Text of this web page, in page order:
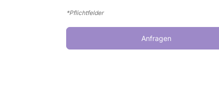
*Pflichtfelder
Anfragen